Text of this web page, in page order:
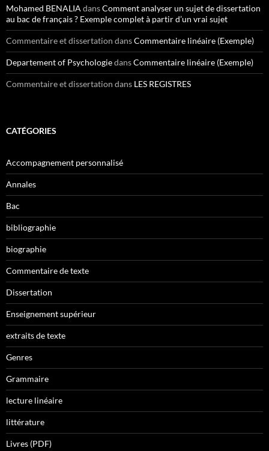
Mohamed BENALIA dansComment analyser un sujet de dissertation
au bac de français ? Exemple complet à partir d’un vrai sujet
Commentaire et dissertation dansCommentaire linéaire (Exemple)
Departement of PsychologiedansCommentaire linéaire (Exemple)
Commentaire et dissertation dans LES REGISTRES
CATÉGORIES
Accompagnement personnalisé
Annales
Bac
bibliographie
biographie
Commentaire de texte
Dissertation
Enseignement supérieur
extraits de texte
Genres
Grammaire
lecture linéaire
littérature
Livres (PDF)